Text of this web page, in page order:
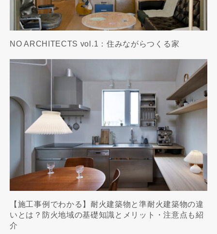
NO ARCHITECTS vol.1：住みながらつくる家
【施工事例でわかる】耐火建築物と準耐火建築物の違
いとは？防火地域の基礎知識とメリット・注意点も紹
介